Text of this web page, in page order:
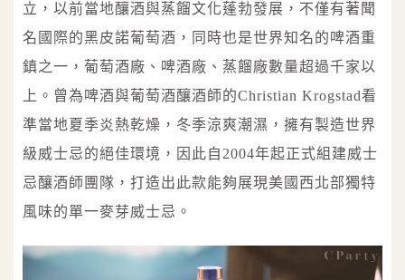
立，以前當地釀酒與蒸餾文化蓬勃發展，不僅有著聞
名國際的黑皮諾葡萄酒，同時也是世界知名的啤酒重
鎮之一，葡萄酒廠、啤酒廠、蒸餾廠數量超過千家以
上。曾為啤酒與葡萄酒釀酒師的Christian Krogstad看
準當地夏季炎熱乾燥，冬季涼爽潮濕，擁有製造世界
級威士忌的絕佳環境，因此自2004年起正式組建威士
忌釀酒師團隊，打造出此款能夠展現美國西北部獨特
風味的單一麥芽威士忌。